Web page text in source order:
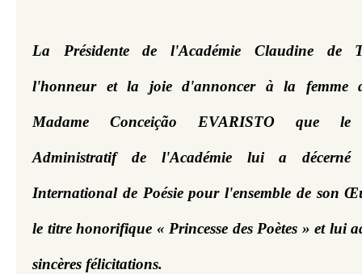
La Présidente de l'Académie Claudine de
l'honneur et la joie d'annoncer à la femme
Madame Conceição EVARISTO que le
Administratif de l'Académie lui a
International de Poésie pour l'ensemble de son
le titre honorifique « Princesse des Poètes » et lui
sincères félicitations.